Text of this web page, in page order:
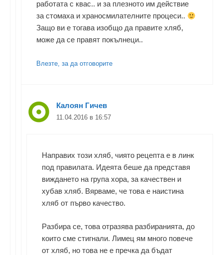
работата с квас.. и за плезното им действие
за стомаха и храносмилателните процеси..
Защо ви е тогава изобщо да правите хляб,
може да се правят покълнеци..
Влезте, за да отговорите
Калоян Гичев
11.04.2016 в 16:57
Направих този хляб, чиято рецепта е в линк
под правилата. Идеята беше да представя
виждането на група хора, за качествен и
хубав хляб. Вярваме, че това е наистина
хляб от първо качество.
Разбира се, това отразява разбиранията, до
които сме стигнали. Лимец ям много повече
от хляб, но това не е пречка да бъдат